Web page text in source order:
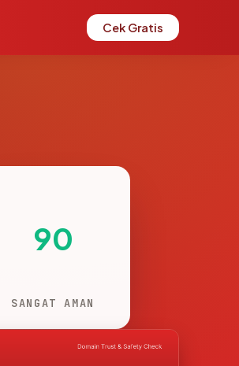
Cek Gratis
90
SANGAT AMAN